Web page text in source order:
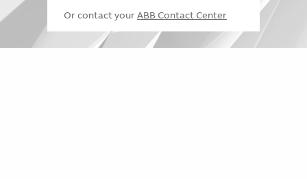
Or contact your ABB Contact Center